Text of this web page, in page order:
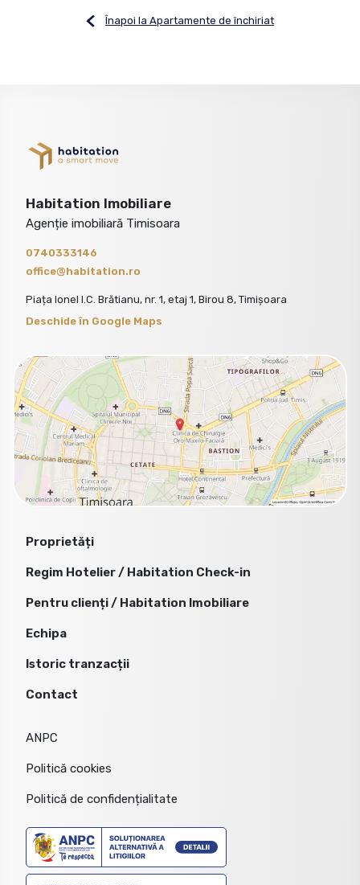
Înapoi la Apartamente de închiriat
Habitation Imobiliare
Agenție imobiliară Timisoara
0740333146
office@habitation.ro
Piața Ionel I.C. Brătianu, nr. 1, etaj 1, Birou 8, Timișoara
Deschide în Google Maps
Proprietăți
Regim Hotelier / Habitation Check-in
Pentru clienți / Habitation Imobiliare
Echipa
Istoric tranzacții
Contact
ANPC
Politică cookies
Politică de confidențialitate